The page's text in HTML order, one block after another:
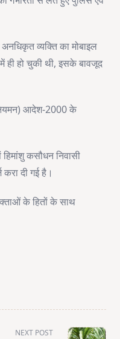
व्यक्ति का मोबाइल
ही हो चुकी थी, इसके बावजूद
आदेश-2000 के
कसौधन निवासी
दी गई है।
के हितों के साथ
NEXT POST